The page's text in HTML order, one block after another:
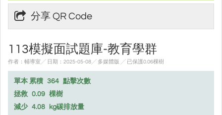
分享 QR Code
113模擬面試題庫-教育學群
作者：輔導室╱ 日期：2025-05-08╱ 多媒體版 ╱ 已保護0.06棵樹
單本 累積 364 點擊次數
拯救 0.09 棵樹
減少 4.08 kg碳排放量